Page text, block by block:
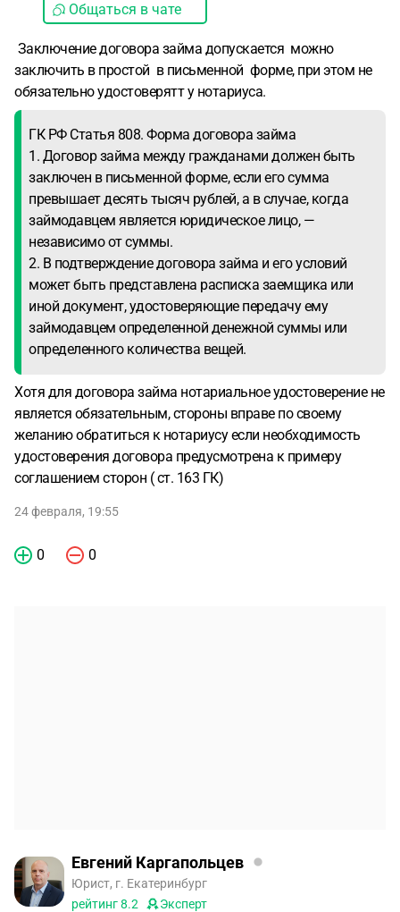
Общаться в чате
Заключение договора займа допускается можно
заключить в простой в письменной форме, при этом не
обязательно удостоверятт у нотариуса.
ГК РФ Статья 808. Форма договора займа
1. Договор займа между гражданами должен быть
заключен в письменной форме, если его сумма
превышает десять тысяч рублей, а в случае, когда
займодавцем является юридическое лицо, —
независимо от суммы.
2. В подтверждение договора займа и его условий
может быть представлена расписка заемщика или
иной документ, удостоверяющие передачу ему
займодавцем определенной денежной суммы или
определенного количества вещей.
Хотя для договора займа нотариальное удостоверение не
является обязательным, стороны вправе по своему
желанию обратиться к нотариусу если необходимость
удостоверения договора предусмотрена к примеру
соглашением сторон ( ст. 163 ГК)
24 февраля, 19:55
0 0
Евгений Каргапольцев
Юрист, г. Екатеринбург
рейтинг8.2 Эксперт